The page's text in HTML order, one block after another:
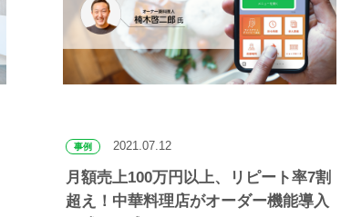
事例 2021.07.12
月額売上100万円以上、リピート率7割
超え！中華料理店がオーダー機能導入